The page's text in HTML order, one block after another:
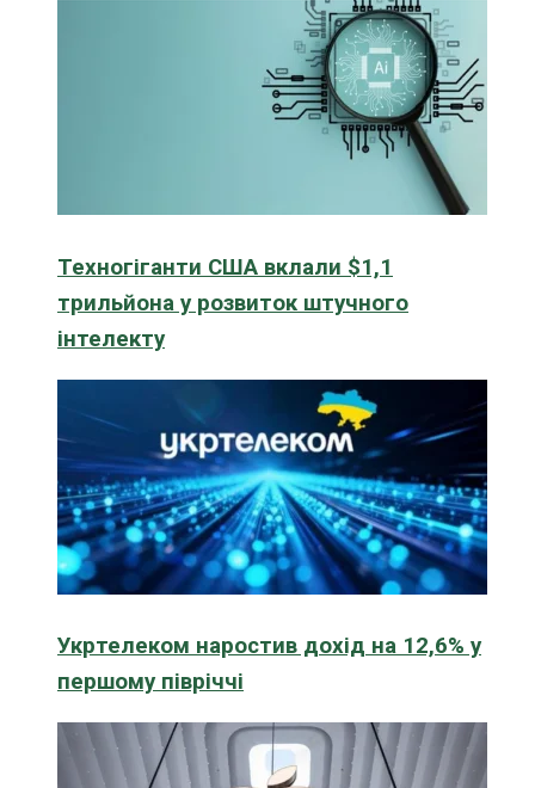
Техногіганти США вклали $1,1
трильйона у розвиток штучного
інтелекту
Укртелеком наростив дохід на 12,6% у
першому півріччі